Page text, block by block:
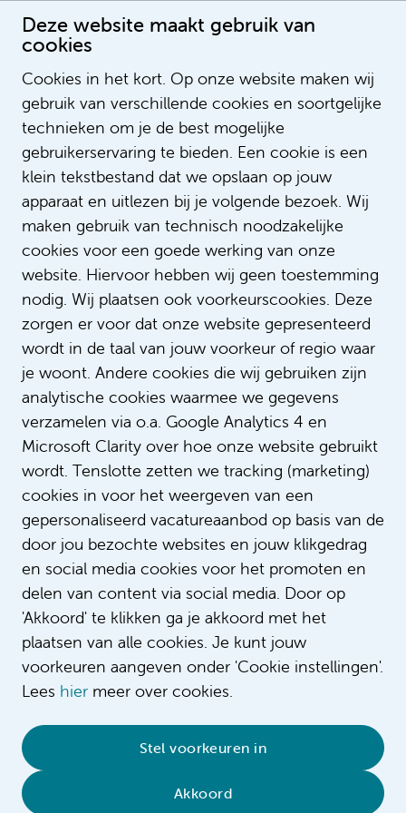
Deze website maakt gebruik van
cookies
Cookies in het kort. Op onze website maken wij
gebruik van verschillende cookies en soortgelijke
technieken om je de best mogelijke
gebruikerservaring te bieden. Een cookie is een
klein tekstbestand dat we opslaan op jouw
apparaat en uitlezen bij je volgende bezoek. Wij
maken gebruik van technisch noodzakelijke
cookies voor een goede werking van onze
website. Hiervoor hebben wij geen toestemming
nodig. Wij plaatsen ook voorkeurscookies. Deze
zorgen er voor dat onze website gepresenteerd
wordt in de taal van jouw voorkeur of regio waar
je woont. Andere cookies die wij gebruiken zijn
analytische cookies waarmee we gegevens
verzamelen via o.a. Google Analytics 4 en
Microsoft Clarity over hoe onze website gebruikt
wordt. Tenslotte zetten we tracking (marketing)
cookies in voor het weergeven van een
gepersonaliseerd vacatureaanbod op basis van de
door jou bezochte websites en jouw klikgedrag
en social media cookies voor het promoten en
delen van content via social media. Door op
'Akkoord' te klikken ga je akkoord met het
plaatsen van alle cookies. Je kunt jouw
voorkeuren aangeven onder 'Cookie instellingen'.
Lees hier meer over cookies.
Stel voorkeuren in
Akkoord
Mike Dolk
Cookieverklaring • Sitemap